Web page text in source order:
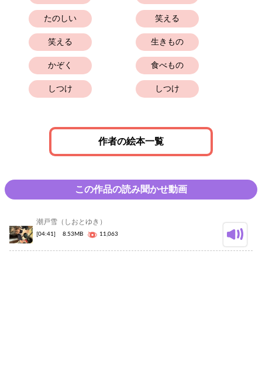
たのしい
笑える
かぞく
しつけ
笑える
生きもの
食べもの
しつけ
作者の絵本一覧
この作品の読み聞かせ動画
潮戸雪（しおとゆき）
[04:41] 8.53MB 11,063